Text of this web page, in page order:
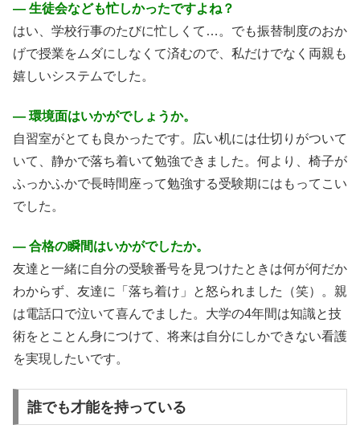
― 生徒会なども忙しかったですよね？
はい、学校行事のたびに忙しくて…。でも振替制度のおか
げで授業をムダにしなくて済むので、私だけでなく両親も
嬉しいシステムでした。
― 環境面はいかがでしょうか。
自習室がとても良かったです。広い机には仕切りがついて
いて、静かで落ち着いて勉強できました。何より、椅子が
ふっかふかで長時間座って勉強する受験期にはもってこい
でした。
― 合格の瞬間はいかがでしたか。
友達と一緒に自分の受験番号を見つけたときは何が何だか
わからず、友達に「落ち着け」と怒られました（笑）。親
は電話口で泣いて喜んでました。大学の4年間は知識と技
術をとことん身につけて、将来は自分にしかできない看護
を実現したいです。
誰でも才能を持っている